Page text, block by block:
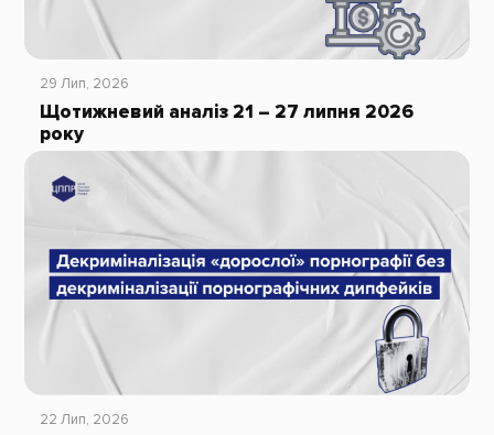
29 Лип, 2026
Щотижневий аналіз 21 – 27 липня 2026
року
22 Лип, 2026